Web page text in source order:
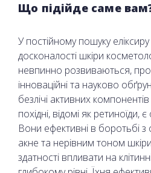
Що підійде саме
У постійному пошуку
досконалості шкіри
невпинно розвиваються,
інноваційні та науково
безлічі активних
похідні, відомі як ретиноїди,
Вони ефективні в боротьбі з
акне та нерівним тоном
здатності впливати на